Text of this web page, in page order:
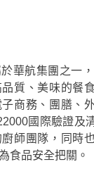
於華航集團之一
質、美味的餐
商務、團膳、
國際驗證及
師團隊，同時
食品安全把關。